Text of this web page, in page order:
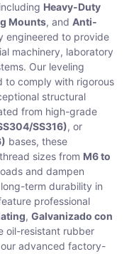
Heavy-Duty
Mounts, and Anti-
engineered to provide
machinery, laboratory
Our leveling
to comply with rigorous
structural
from high-grade
SS316), or
bases, these
sizes from M6 to
and dampen
term durability in
professional
, Galvanizado con
oil-resistant rubber
advanced factory-